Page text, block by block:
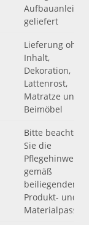
Aufbauanleitung
geliefert
Lieferung ohne
Inhalt,
Dekoration,
Lattenrost,
Matratze und
Beimöbel
Bitte beachten
Sie die
Pflegehinweise
gemäß
beiliegendem
Produkt- und
Materialpass.